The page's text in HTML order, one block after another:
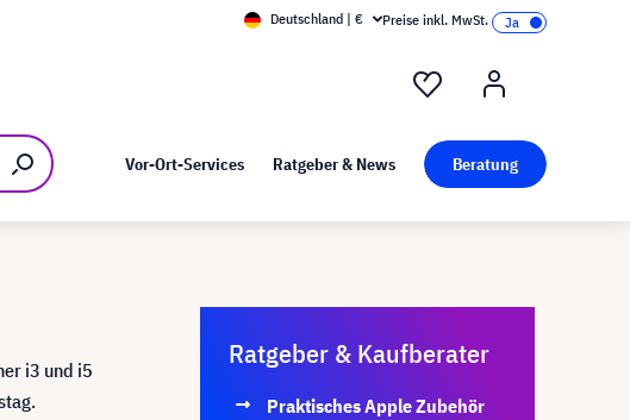
Kunst bei visunext
Deutschland | € Preise inkl. MwSt.
Vor-Ort-Services Ratgeber & News Beratung
i3 und i5
Ratgeber & Kaufberater
Praktisches Apple Zubehör